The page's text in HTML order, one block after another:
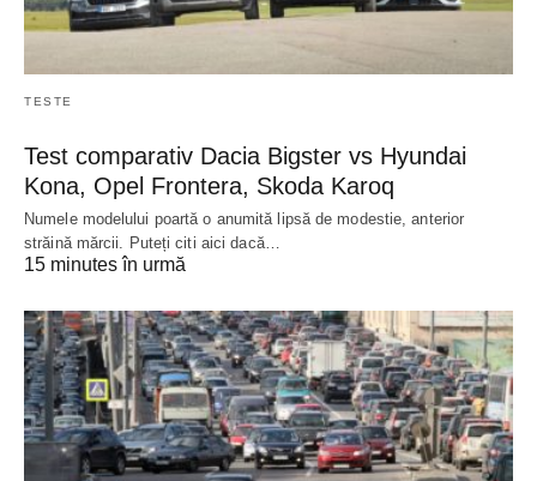
TESTE
Test comparativ Dacia Bigster vs Hyundai
Kona, Opel Frontera, Skoda Karoq
Numele modelului poartă o anumită lipsă de modestie, anterior
străină mărcii. Puteți citi aici dacă…
15 minutes în urmă